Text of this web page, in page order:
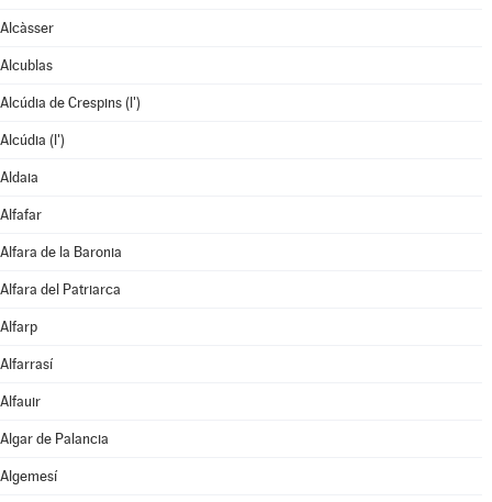
Alcàsser
Alcublas
Alcúdia de Crespins (l')
Alcúdia (l')
Aldaia
Alfafar
Alfara de la Baronia
Alfara del Patriarca
Alfarp
Alfarrasí
Alfauir
Algar de Palancia
Algemesí